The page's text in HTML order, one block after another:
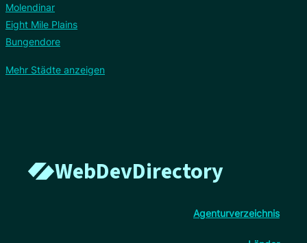
Molendinar
Eight Mile Plains
Bungendore
Mehr Städte anzeigen
WebDevDirectory
Agenturverzeichnis